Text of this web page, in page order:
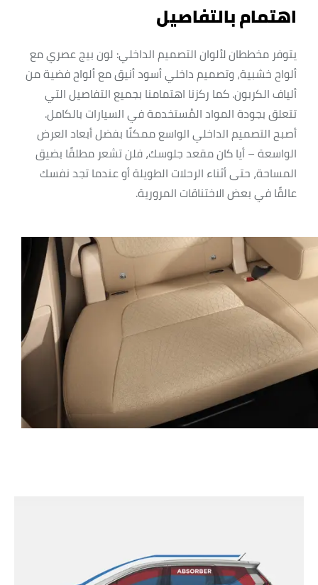
اهتمام بالتفاصيل
يتوفر مخططان لألوان التصميم الداخلي: لون بيج عصري مع
ألواح خشبية، وتصميم داخلي أسود أنيق مع ألواح فضية من
ألياف الكربون. كما ركزنا اهتمامنا بجميع التفاصيل التي
تتعلق بجودة المواد المُستخدمة في السيارات بالكامل.
أصبح التصميم الداخلي الواسع ممكنًا بفضل أبعاد العرض
الواسعة – أيا كان مقعد جلوسك، فلن تشعر مطلقًا بضيق
المساحة، حتى أثناء الرحلات الطويلة أو عندما تجد نفسك
عالقًا في بعض الاختناقات المرورية.